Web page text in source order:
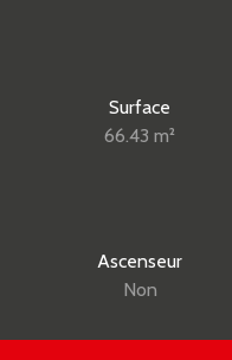
Surface
66.43m²
Ascenseur
Non